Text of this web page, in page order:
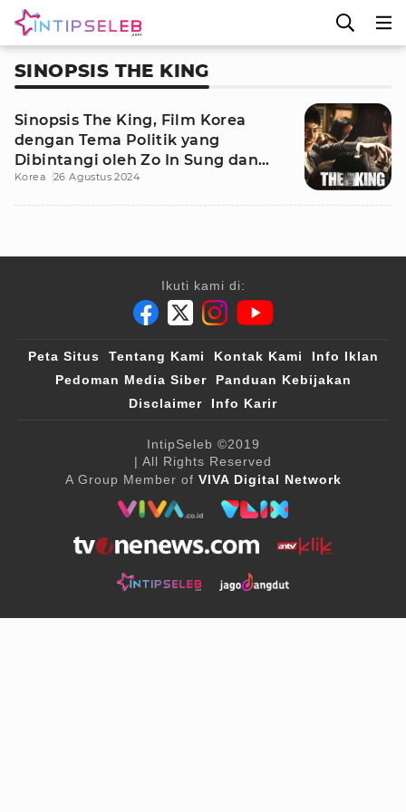
SINOPSIS THE KING
Sinopsis The King, Film Korea
dengan Tema Politik yang
Dibintangi oleh Zo In Sung dan
Jung Woo Sung
Korea 26 Agustus 2024
Ikuti kami di:
Peta Situs Tentang Kami Kontak Kami
Info Iklan
Pedoman Media Siber
Panduan Kebijakan
Disclaimer
Info Karir
IntipSeleb ©2019
| All Rights Reserved
A Group Member of VIVA Digital Network